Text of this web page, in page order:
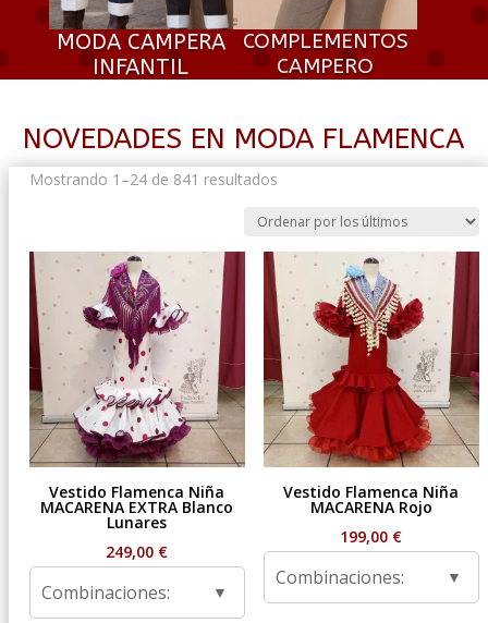
MODA CAMPERA
INFANTIL
COMPLEMENTOS
CAMPERO
NOVEDADES EN MODA FLAMENCA
Mostrando 1–24 de 841 resultadosOrdenado
los
últimos
Vestido Flamenca Niña
MACARENA EXTRA Blanco
Lunares
249,00 €
Combinaciones:
Vestido Flamenca Niña
MACARENA Rojo
199,00 €
Combinaciones: